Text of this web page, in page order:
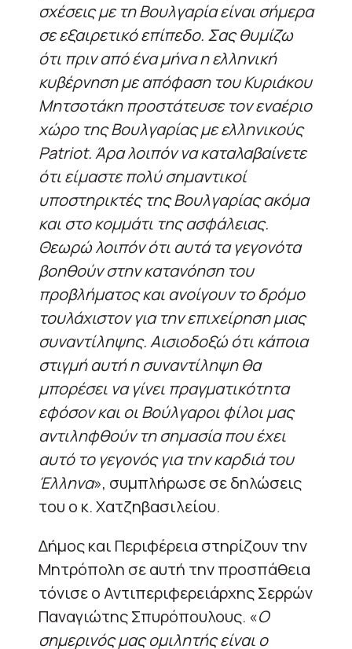
σχέσεις με τη Βουλγαρία είναι σήμερα
σε εξαιρετικό επίπεδο. Σας θυμίζω
ότι πριν από ένα μήνα η ελληνική
κυβέρνηση με απόφαση του Κυριάκου
Μητσοτάκη προστάτευσε τον εναέριο
χώρο της Βουλγαρίας με ελληνικούς
Patriot. Άρα λοιπόν να καταλαβαίνετε
ότι είμαστε πολύ σημαντικοί
υποστηρικτές της Βουλγαρίας ακόμα
και στο κομμάτι της ασφάλειας.
Θεωρώ λοιπόν ότι αυτά τα γεγονότα
βοηθούν στην κατανόηση του
προβλήματος και ανοίγουν το δρόμο
τουλάχιστον για την επιχείρηση μιας
συναντίληψης. Αισιοδοξώ ότι κάποια
στιγμή αυτή η συναντίληψη θα
μπορέσει να γίνει πραγματικότητα
εφόσον και οι Βούλγαροι φίλοι μας
αντιληφθούν τη σημασία που έχει
αυτό το γεγονός για την καρδιά του
Έλληνα», συμπλήρωσε σε δηλώσεις
του ο κ. Χατζηβασιλείου.
Δήμος και Περιφέρεια στηρίζουν την
Μητρόπολη σε αυτή την προσπάθεια
τόνισε ο Αντιπεριφερειάρχης Σερρών
Παναγιώτης Σπυρόπουλους. «Ο
σημερινός μας ομιλητής είναι ο